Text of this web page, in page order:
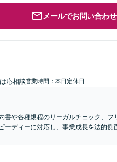
メールでお問い合わせ
応相談営業時間：本日定休日
書や各種規程のリーガルチェック、フ
ディーに対応し、事業成長を法的側